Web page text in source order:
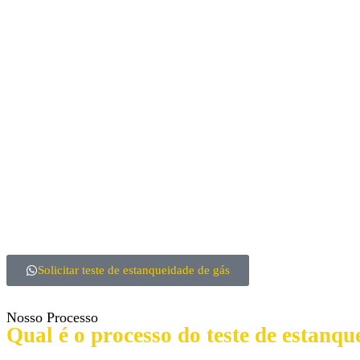
Solicitar teste de estanqueidade de gás
Nosso Processo
Qual é o processo do teste de